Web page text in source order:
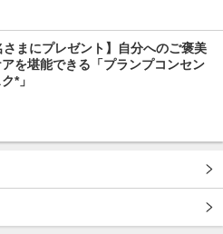
さまにプレゼント】自分へのご褒美
を堪能できる「プランプコンセン
*」